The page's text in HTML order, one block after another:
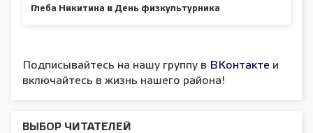
Глеба Никитина в День физкультурника
Подписывайтесь на нашу группу в ВКонтакте и
включайтесь в жизнь нашего района!
ВЫБОР ЧИТАТЕЛЕЙ